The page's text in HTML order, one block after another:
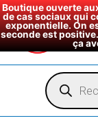
Boutique ouverte
de cas sociaux qui
exponentielle. On
seconde est
ça
Recherche
de
produits